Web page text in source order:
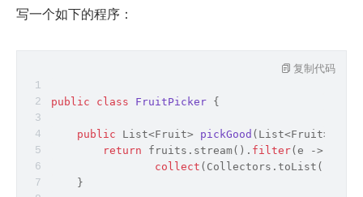
写一个如下的程序：
public class FruitPicker {
public List<Fruit> pickGood ( List<Fruit>
return fruits.stream(). filter(e ->
collect (Collectors.toList());
    }
复制代码